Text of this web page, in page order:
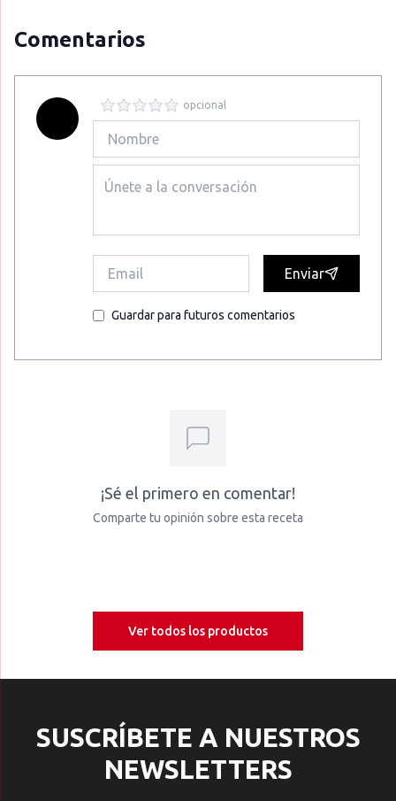
Comentarios
opcional
Enviar
Guardar para futuros comentarios
¡Sé el primero en comentar!
Comparte tu opinión sobre esta receta
Ver todos los productos
SUSCRÍBETE A NUESTROS
NEWSLETTERS